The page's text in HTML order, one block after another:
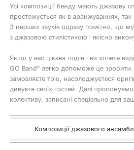
Усі композиції бенду мають джазову
простежується як в аранжуваннях, так
З перших звуків одразу помітно, що
з джазовою стилістикою і якісно
Якщо у вас цікава подія і ви хочете
GO Band” легко допоможе це
замовляєте тріо, насолоджуєтеся
дивуєте своїх гостей. Далі
колективу, записані спеціально для
Композиції джазового